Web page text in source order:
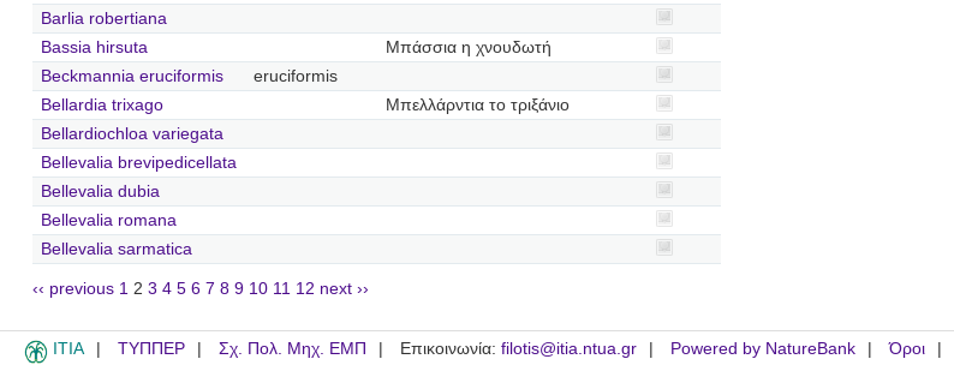
Barlia robertiana
Bassia hirsuta
Μπάσσια η χνουδωτή
Beckmannia eruciformis
eruciformis
Bellardia trixago
Μπελλάρντια το τριξάνιο
Bellardiochloa variegata
Bellevalia brevipedicellata
Bellevalia dubia
Bellevalia romana
Bellevalia sarmatica
‹‹ previous 1 2 3 4 5 6 7 8 9 10 11 12 next ››
ITIA ΤΥΠΠΕΡ Σχ. Πολ. Μηχ. ΕΜΠ Επικοινωνία: filotis@itia.ntua.gr Powered by NatureBank Όροι